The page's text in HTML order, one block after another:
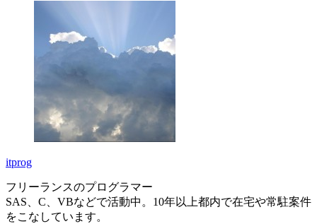
itprog
フリーランスのプログラマー
SAS、C、VBなどで活動中。10年以上都内で在宅や常駐案件
をこなしています。